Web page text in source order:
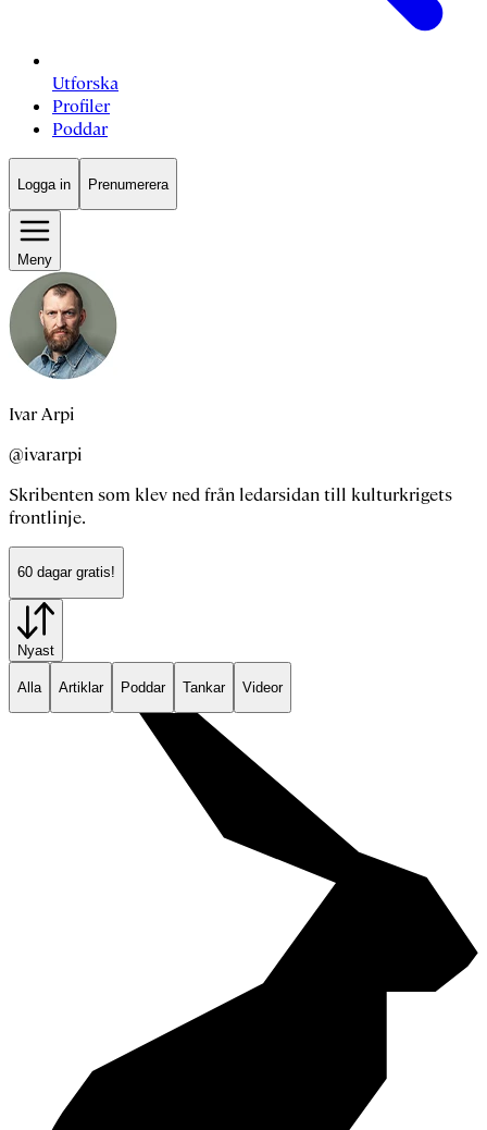
Utforska
Profiler
Poddar
Logga in Prenumerera
Meny
Ivar Arpi
@ivararpi
Skribenten som klev ned från ledarsidan till kulturkrigets
frontlinje.
60 dagar gratis!
Nyast
Alla Artiklar Poddar Tankar Videor